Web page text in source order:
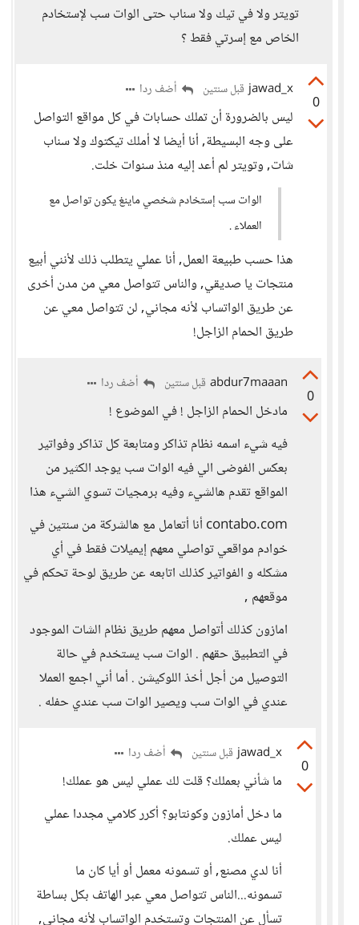
تويتر ولا في تيك ولا سناب حتى الوات سب لإستخادم
الخاص مع إسرتي فقط ؟
0
jawad_x قبل سنتين أضف ردا
ليس بالضرورة أن تملك حسابات في كل مواقع التواصل
على وجه البسيطة, أنا أيضا لا أملك تيكتوك ولا سناب
شات, وتويتر لم أعد إليه منذ سنوات خلت.
الوات سب إستخادم شخصي ماينغ يكون تواصل مع
العملاء .
هذا حسب طبيعة العمل, أنا عملي يتطلب ذلك لأنني أبيع
منتجات يا صديقي, والناس تتواصل معي من مدن أخرى
عن طريق الواتساب لأنه مجاني, لن تتواصل معي عن
طريق الحمام الزاجل!
0
abdur7maaan قبل سنتين أضف ردا
مادخل الحمام الزاجل ! في الموضوع !
فيه شيء اسمه نظام تذاكر ومتابعة كل تذاكر وفواتير
بعكس الفوضى الي فيه الوات سب يوجد الكثير من
المواقع تقدم هالشيء وفيه برمجيات تسوي الشيء هذا
contabo.com أنا أتعامل مع هالشركة من سنتين في
خوادم مواقعي تواصلي معهم إيميلات فقط في أي
مشكله و الفواتير كذلك اتابعه عن طريق لوحة تحكم في
موقعهم ,
امازون كذلك أتواصل معهم طريق نظام الشات الموجود
في التطبيق حقهم . الوات سب يستخدم في حالة
التوصيل من أجل أخذ اللوكيشن . أما أني اجمع العملا
عندي في الوات سب ويصير الوات سب عندي حفله .
0
jawad_x قبل سنتين أضف ردا
ما شأني بعملك؟ قلت لك عملي ليس هو عملك!
ما دخل أمازون وكونتابو؟ أكرر كلامي مجددا عملي
ليس عملك.
أنا لدي مصنع, أو تسمونه معمل أو أيا كان ما
تسمونه...الناس تتواصل معي عبر الهاتف بكل بساطة
تسأل عن المنتجات وتستخدم الواتساب لأنه مجاني,